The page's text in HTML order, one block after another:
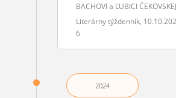
BACHOVI a ĽUBICI ČEKOVSKEJ
Literárny týždenník,
6
2024